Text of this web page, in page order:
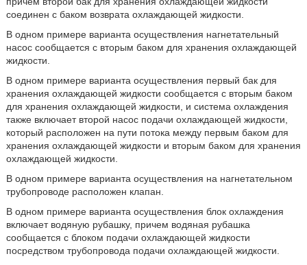
соединен с баком возврата охлаждающей жидкости.
В одном примере варианта осуществления нагнетательный
насос сообщается с вторым баком для хранения охлаждающей
жидкости.
В одном примере варианта осуществления первый бак для
хранения охлаждающей жидкости сообщается с вторым баком
для хранения охлаждающей жидкости, и система охлаждения
также включает второй насос подачи охлаждающей жидкости,
который расположен на пути потока между первым баком для
хранения охлаждающей жидкости и вторым баком для хранения
охлаждающей жидкости.
В одном примере варианта осуществления на нагнетательном
трубопроводе расположен клапан.
В одном примере варианта осуществления блок охлаждения
включает водяную рубашку, причем водяная рубашка
сообщается с блоком подачи охлаждающей жидкости
посредством трубопровода подачи охлаждающей жидкости.